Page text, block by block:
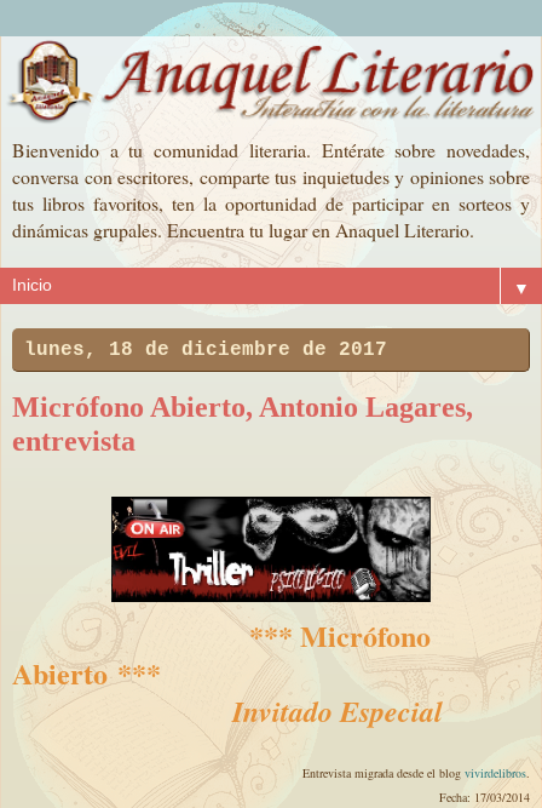
Bienvenido a tu comunidad literaria. Entérate sobre novedades,
conversa con escritores, comparte tus inquietudes y opiniones sobre
tus libros favoritos, ten la oportunidad de participar en sorteos y
dinámicas grupales. Encuentra tu lugar en Anaquel Literario.
▼
lunes, 18 de diciembre de 2017
Micrófono Abierto, Antonio Lagares,
entrevista
*** Micrófono
Abierto***
Invitado Especial
Entrevista migrada desde el blog vivirdelibros.
Fecha: 17/03/2014